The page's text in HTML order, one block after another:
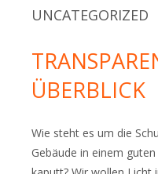
UNCATEGORIZED
ÜBERBLICK
Wie steht es um die
Gebäude in einem